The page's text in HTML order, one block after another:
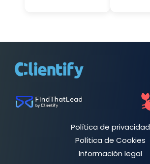
Política de privacidad
Política de Cookies
Información legal